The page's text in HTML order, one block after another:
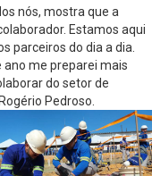
nós, mostra que a
Estamos aqui
parceiros do dia a dia.
me preparei mais
do setor de
Pedroso.